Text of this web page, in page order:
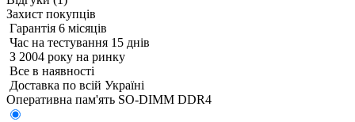
Захист покупців
Гарантія 6 місяців
Час на тестування 15 днів
З 2004 року на ринку
Все в наявності
Доставка по всій Україні
Оперативна пам'ять SO-DIMM DDR4